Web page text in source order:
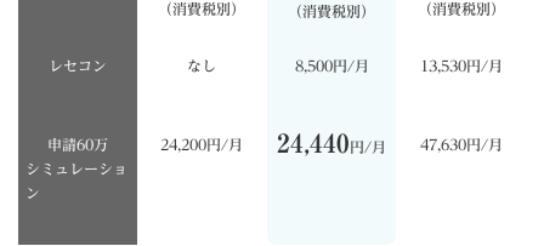
（消費税別）
（消費税別）
（消費税別）
レセコン なし 8,500円/月 13,530円/月
申請60万
シミュレーショ
ン
24,200円/月 24,440円/月 47,630円/月